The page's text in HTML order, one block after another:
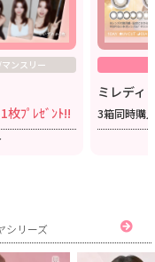
ンスリー
枚ﾌﾟﾚｾﾞﾝﾄ!!
ミレディ
3箱同時購
シリーズ